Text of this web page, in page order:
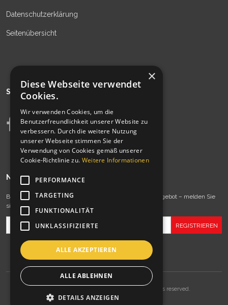
Datenschutzerklärung
Seitenübersicht
SIEHE AUCH
NEWSLETTER
Bleiben Sie immer auf dem Laufenden mit unserem Angebot – melden Sie
sich jetzt zu unserem Newsletter an!
Copyrights © 1997-2022 Sport Transfer. All rights reserved.
×
Diese Webseite verwendet
Cookies.
Wir verwenden Cookies, um die
Benutzerfreundlichkeit unserer Website zu
verbessern. Durch die weitere Nutzung
unserer Webseite stimmen Sie der
Verwendung von Cookies gemäß unserer
Cookie-Richtlinie zu. Weitere Informationen
PERFORMANCE
TARGETING
FUNKTIONALITÄT
UNKLASSIFIZIERTE
ALLE AKZEPTIEREN
ALLE ABLEHNEN
DETAILS ANZEIGEN